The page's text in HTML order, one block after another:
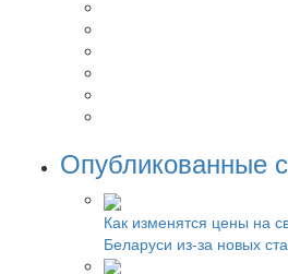
Опубликованные
Как изменятся цены на
Беларуси из-за новых